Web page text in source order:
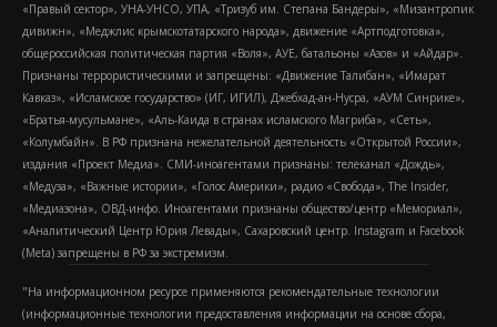
«Правый сектор», УНА-УНСО, УПА, «Тризуб им. Степана Бандеры», «Мизантропик
дивижн», «Меджлис крымскотатарского народа», движение «Артподготовка»,
общероссийская политическая партия «Воля», АУЕ, батальоны «Азов» и «Айдар».
Признаны террористическими и запрещены: «Движение Талибан», «Имарат
Кавказ», «Исламское государство» (ИГ, ИГИЛ), Джебхад-ан-Нусра, «АУМ Синрике»,
«Братья-мусульмане», «Аль-Каида в странах исламского Магриба», «Сеть»,
«Колумбайн». В РФ признана нежелательной деятельность «Открытой России»,
издания «Проект Медиа». СМИ-иноагентами признаны: телеканал «Дождь»,
«Медуза», «Важные истории», «Голос Америки», радио «Свобода», The Insider,
«Медиазона», ОВД-инфо. Иноагентами признаны общество/центр «Мемориал»,
«Аналитический Центр Юрия Левады», Сахаровский центр. Instagram и Facebook
(Metа) запрещены в РФ за экстремизм.
"На информационном ресурсе применяются рекомендательные технологии
(информационные технологии предоставления информации на основе сбора,